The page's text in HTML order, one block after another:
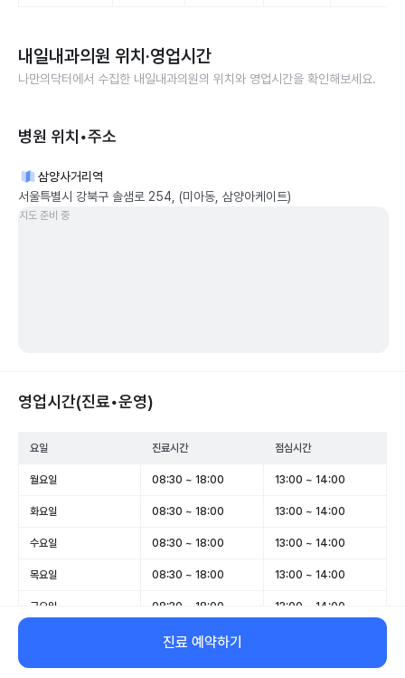
내일내과의원 위치·영업시간
나만의닥터에서 수집한 내일내과의원의 위치와 영업시간을 확인해보세요.
병원 위치•주소
삼양사거리역
서울특별시 강북구 솔샘로 254, (미아동, 삼양아케이트)
지도 준비 중
영업시간(진료•운영)
요일 진료시간 점심시간
월요일 08:30 ~ 18:00 13:00 ~ 14:00
화요일 08:30 ~ 18:00 13:00 ~ 14:00
수요일 08:30 ~ 18:00 13:00 ~ 14:00
목요일 08:30 ~ 18:00 13:00 ~ 14:00
금요일 08:30 ~ 18:00 13:00 ~ 14:00
08:30 ~ 14:00
일요일 휴무 -
진료 예약하기